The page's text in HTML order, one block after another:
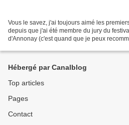
Vous le savez, j'ai toujours aimé les
depuis que j'ai été membre du jury du
d'Annonay (c'est quand que je peux
Hébergé par Canalblog
Top articles
Pages
Contact